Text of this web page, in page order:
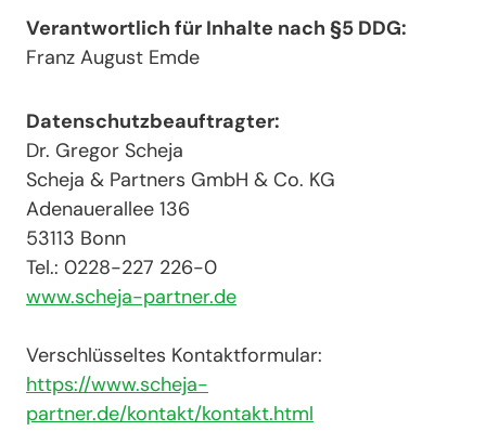
Verantwortlich für Inhalte nach §5 DDG:
Franz August Emde
Datenschutzbeauftragter:
Dr. Gregor Scheja
Scheja & Partners GmbH & Co. KG
Adenauerallee 136
53113 Bonn
Tel.: 0228-227 226-0
www.scheja-partner.de
Verschlüsseltes Kontaktformular:
https://www.scheja-
partner.de/kontakt/kontakt.html